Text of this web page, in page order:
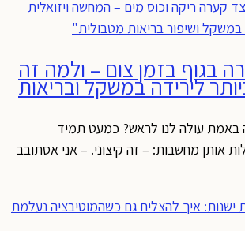
בגוף בזמן צום – ולמה זה
לירידה במשקל ובריאות
באמת עולה לנו לראש? כמעט תמיד
אותן מחשבות: – זה קיצוני. – אני אסתובב